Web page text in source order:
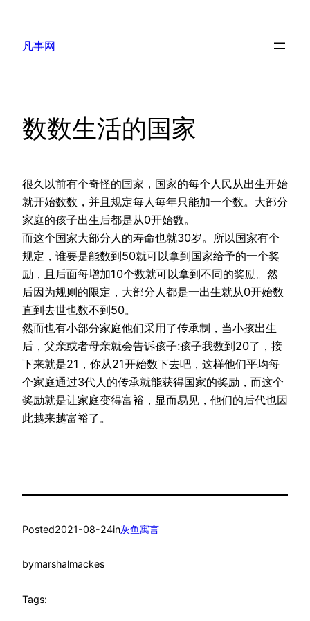
content
凡事网
数数生活的国家
很久以前有个奇怪的国家，国家的每个人民从出生开始
就开始数数，并且规定每人每年只能加一个数。大部分
家庭的孩子出生后都是从0开始数。
而这个国家大部分人的寿命也就30岁。所以国家有个
规定，谁要是能数到50就可以拿到国家给予的一个奖
励，且后面每增加10个数就可以拿到不同的奖励。然
后因为规则的限定，大部分人都是一出生就从0开始数
直到去世也数不到50。
然而也有小部分家庭他们采用了传承制，当小孩出生
后，父亲或者母亲就会告诉孩子:孩子我数到20了，接
下来就是21，你从21开始数下去吧，这样他们平均每
个家庭通过3代人的传承就能获得国家的奖励，而这个
奖励就是让家庭变得富裕，显而易见，他们的后代也因
此越来越富裕了。
Posted2021-08-24in灰鱼寓言
bymarshalmackes
Tags: